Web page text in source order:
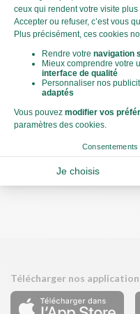
sel...).
Le Score Carbone
Qu’est-ce que le score
C'est un logo qui vous
toujours aussi
Télécharger nos